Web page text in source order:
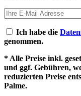
Ich habe die
genommen.
* Alle Preise inkl.
und ggf. Gebühren,
reduzierten Preise
Palme.